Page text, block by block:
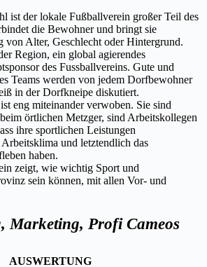
ist der lokale Fußballverein großer Teil des
die Bewohner und bringt sie
von Alter, Geschlecht oder Hintergrund.
Region, ein global agierendes
des Fussballvereins. Gute und
Teams werden von jedem Dorfbewohner
in der Dorfkneipe diskutiert.
eng miteinander verwoben. Sie sind
örtlichen Metzger, sind Arbeitskollegen
ihre sportlichen Leistungen
und letztendlich das
haben.
zeigt, wie wichtig Sport und
sein können, mit allen Vor- und
Marketing, Profi Cameos
AUSWERTUNG